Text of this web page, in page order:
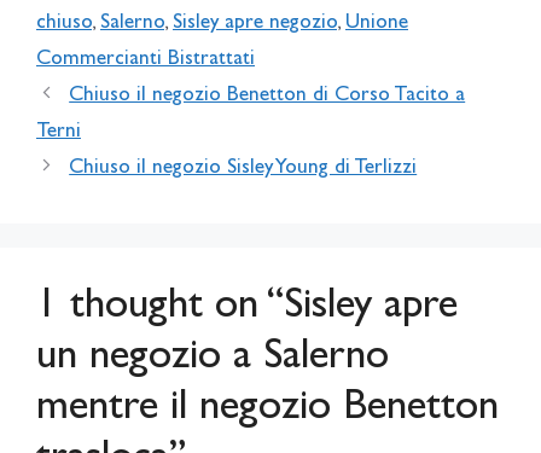
chiuso, Salerno, Sisley apre negozio, Unione
Commercianti Bistrattati
Chiuso il negozio Benetton di Corso Tacito a
Terni
Chiuso il negozio Sisley Young di Terlizzi
1 thought on “Sisley apre
un negozio a Salerno
mentre il negozio Benetton